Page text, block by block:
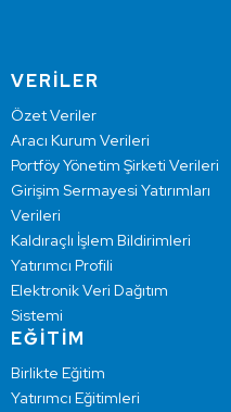
VERİLER
Özet Veriler
Aracı Kurum Verileri
Portföy Yönetim Şirketi Verileri
Girişim Sermayesi Yatırımları
Verileri
Kaldıraçlı İşlem Bildirimleri
Yatırımcı Profili
Elektronik Veri Dağıtım
Sistemi
EĞİTİM
Birlikte Eğitim
Yatırımcı Eğitimleri